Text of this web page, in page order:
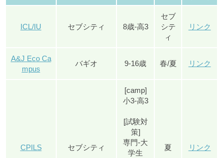
ICL/IU セブシティ 8歳-高3
セブ
シテ
ィ
リンク
A&J Eco Ca
mpus
バギオ 9-16歳 春/夏 リンク
CPILS セブシティ
[camp]
小3-高3
[試験対
策]
専門-大
学生
夏 リンク